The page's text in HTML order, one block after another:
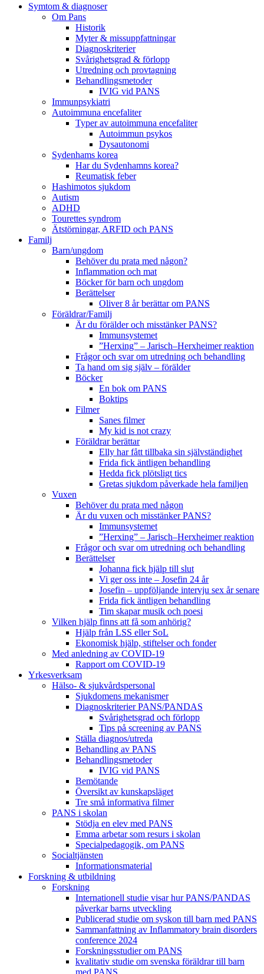
Symtom & diagnoser
Om Pans
Historik
Myter & missuppfattningar
Diagnoskriterier
Svårighetsgrad & förlopp
Utredning och provtagning
Behandlings­metoder
IVIG vid PANS
Immunpsykiatri
Autoimmuna encefaliter
Typer av autoimmuna encefaliter
Autoimmun psykos
Dysautonomi
Sydenhams korea
Har du Sydenhamns korea?
Reumatisk feber
Hashimotos sjukdom
Autism
ADHD
Tourettes syndrom
Ätstörningar, ARFID och PANS
Familj
Barn/ungdom
Behöver du prata med någon?
Inflammation och mat
Böcker för barn och ungdom
Berättelser
Oliver 8 år berättar om PANS
Föräldrar/Familj
Är du förälder och misstänker PANS?
Immunsystemet
”Herxing” – Jarisch–Herxheimer reaktion
Frågor och svar om utredning och behandling
Ta hand om sig själv – förälder
Böcker
En bok om PANS
Boktips
Filmer
Sanes filmer
My kid is not crazy
Föräldrar berättar
Elly har fått tillbaka sin självständighet
Frida fick äntligen behandling
Hedda fick plötsligt tics
Gretas sjukdom påverkade hela familjen
Vuxen
Behöver du prata med någon
Är du vuxen och misstänker PANS?
Immunsystemet
”Herxing” – Jarisch–Herxheimer reaktion
Frågor och svar om utredning och behandling
Berättelser
Johanna fick hjälp till slut
Vi ger oss inte – Josefin 24 år
Josefin – uppföljande intervju sex år senare
Frida fick äntligen behandling
Tim skapar musik och poesi
Vilken hjälp finns att få som anhörig?
Hjälp från LSS eller SoL
Ekonomisk hjälp, stiftelser och fonder
Med anledning av COVID-19
Rapport om COVID-19
Yrkesverksam
Hälso- & sjukvårdspersonal
Sjukdomens mekanismer
Diagnoskriterier PANS/PANDAS
Svårighetsgrad och förlopp
Tips på screening av PANS
Ställa diagnos/utreda
Behandling av PANS
Behandlings­metoder
IVIG vid PANS
Bemötande
Översikt av kunskapsläget
Tre små informativa filmer
PANS i skolan
Stödja en elev med PANS
Emma arbetar som resurs i skolan
Specialpedagogik, om PANS
Socialtjänsten
Informationsmaterial
Forskning & utbildning
Forskning
Internationell studie visar hur PANS/PANDAS
påverkar barns utveckling
Publicerad studie om syskon till barn med PANS
Sammanfattning av Inflammatory brain disorders
conference 2024
Forskningsstudier om PANS
kvalitativ studie om svenska föräldrar till barn
med PANS